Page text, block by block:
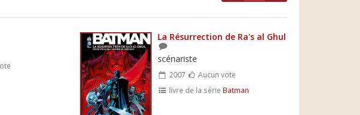
La Résurrection de Ra's al Ghul
scénariste
2007
Aucun vote
livre de la série Batman